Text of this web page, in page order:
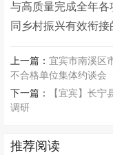
与高质量完成全年
同乡村振兴有效衔接
上一篇：宜宾市南溪区
不合格单位集体约谈会
下一篇：
【宜宾】长
调研
推荐阅读